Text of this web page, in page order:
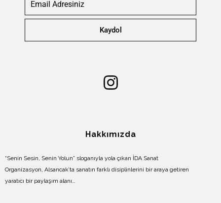
Kaydol
Hakkımızda
“Senin Sesin, Senin Yolun” sloganıyla yola çıkan İDA Sanat
Organizasyon, Alsancak’ta sanatın farklı disiplinlerini bir araya getiren
yaratıcı bir paylaşım alanı…